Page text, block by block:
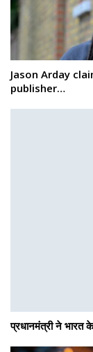
Jason Arday
publisher…
प्रधानमंत्री ने भारत